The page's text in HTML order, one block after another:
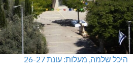
היכל שלמה, מעלות: עונת 26-27